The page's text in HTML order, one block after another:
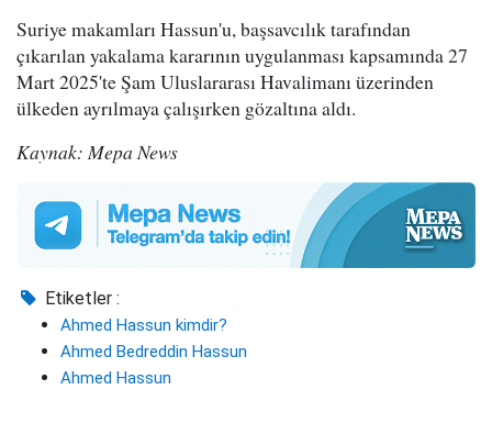
Suriye makamları Hassun'u, başsavcılık tarafından
çıkarılan yakalama kararının uygulanması kapsamında 27
Mart 2025'te Şam Uluslararası Havalimanı üzerinden
ülkeden ayrılmaya çalışırken gözaltına aldı.
Kaynak: Mepa News
Etiketler :
Ahmed Hassun kimdir?
Ahmed Bedreddin Hassun
Ahmed Hassun